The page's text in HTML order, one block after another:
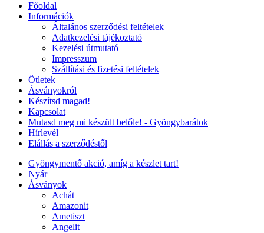
Főoldal
Információk
Általános szerződési feltételek
Adatkezelési tájékoztató
Kezelési útmutató
Impresszum
Szállítási és fizetési feltételek
Ötletek
Ásványokról
Készítsd magad!
Kapcsolat
Mutasd meg mi készült belőle! - Gyöngybarátok
Hírlevél
Elállás a szerződéstől
Gyöngymentő akció, amíg a készlet tart!
Nyár
Ásványok
Achát
Amazonit
Ametiszt
Angelit